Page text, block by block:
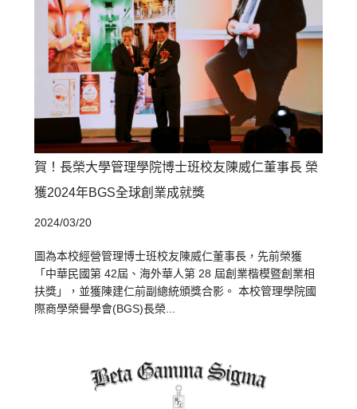
賀！長榮大學管理學院博士班校友陳威仁董事長 榮
獲2024年BGS全球創業成就獎
2024/03/20
圖為本校經營管理博士班校友陳威仁董事長，先前榮獲
「中華民國第 42屆、海外華人第 28 屆創業楷模暨創業相
扶獎」，並獲陳建仁前副總統頒獎合影。 本校管理學院國
際商學榮譽學會(BGS)長榮...